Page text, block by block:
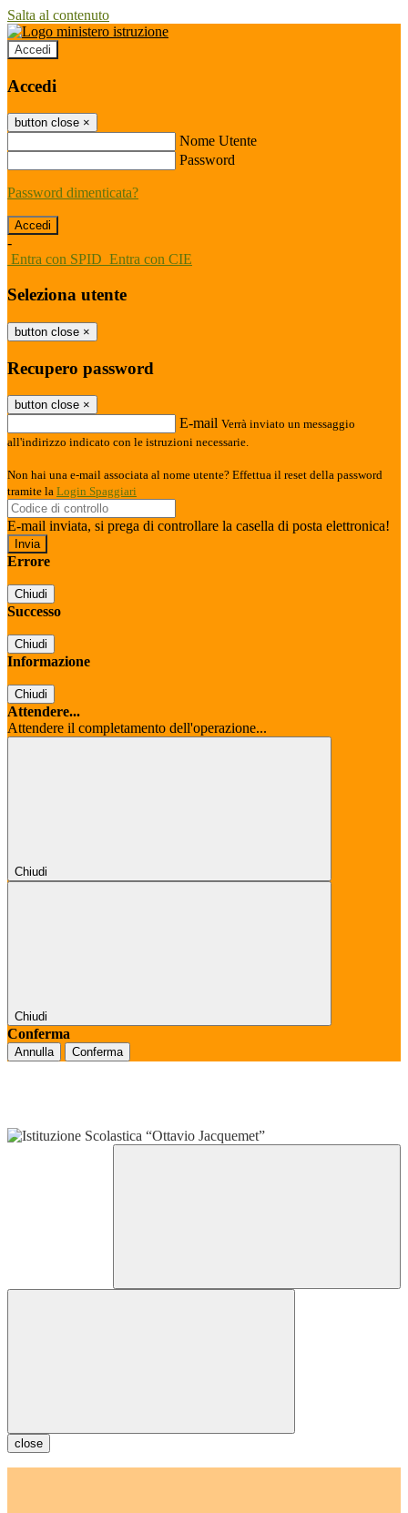
Salta al contenuto
Accedi
Accedi
button close ×
Nome Utente
Password
Password dimenticata?
-
Entra con SPID Entra con CIE
Seleziona utente
button close ×
Recupero password
button close ×
E-mail Verrà inviato un messaggio
all'indirizzo indicato con le istruzioni necessarie.
Non hai una e-mail associata al nome utente? Effettua il reset della password
tramite la Login Spaggiari
E-mail inviata, si prega di controllare la casella di posta elettronica!
Errore
Chiudi
Successo
Chiudi
Informazione
Chiudi
Attendere...
Attendere il completamento dell'operazione...
Chiudi
Chiudi
Conferma
Annulla Conferma
close